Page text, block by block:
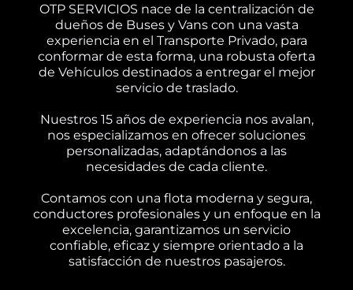
OTP SERVICIOS nace de la centralización de
dueños de Buses y Vans con una vasta
experiencia en el Transporte Privado, para
conformar de esta forma, una robusta oferta
de Vehículos destinados a entregar el mejor
servicio de traslado.
Nuestros 15 años de experiencia nos avalan,
nos especializamos en ofrecer soluciones
personalizadas, adaptándonos a las
necesidades de cada cliente.
Contamos con una flota moderna y segura,
conductores profesionales y un enfoque en la
excelencia, garantizamos un servicio
confiable, eficaz y siempre orientado a la
satisfacción de nuestros pasajeros.